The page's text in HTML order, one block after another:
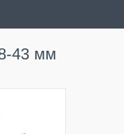
43 мм